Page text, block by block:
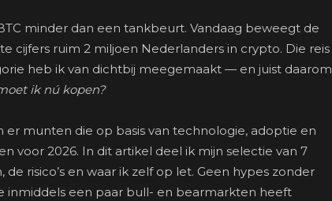
minder dan een tankbeurt. Vandaag beweegt de
cijfers ruim 2 miljoen Nederlanders in crypto. Die reis
heb ik van dichtbij meegemaakt — en juist daarom
ik nú kopen?
er munten die op basis van technologie, adoptie en
voor 2026. In dit artikel deel ik mijn selectie van 7
risico’s en waar ik zelf op let. Geen hypes zonder
een paar bull- en bearmarkten heeft